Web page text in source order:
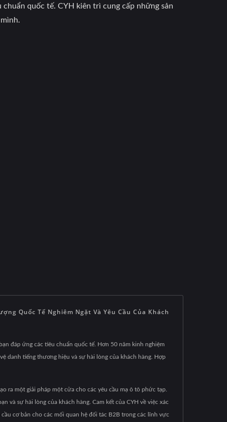
quốc tế. CYH kiên trì cung cấp những sản
Quốc Tế Nghiêm Ngặt Và Yêu Cầu Của Khách
đáp ứng các tiêu chuẩn quốc tế. Hơn 50 năm kinh nghiệm
danh tiếng thương hiệu và sự hài lòng của khách hàng. Hợp
ra một giải pháp một cửa cho các yêu cầu mạ ô tô phức tạp.
và sự hài lòng của khách hàng. Cam kết của CYH về việc xác
cơ bản cho các mối quan hệ đối tác B2B trong các lĩnh vực